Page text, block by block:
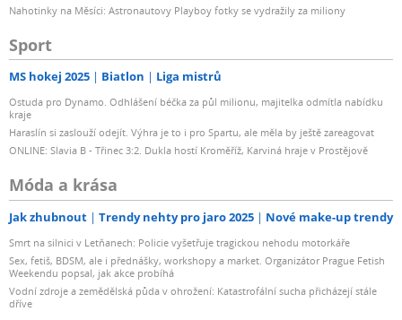
Nahotinky na Měsíci: Astronautovy Playboy fotky se vydražily za miliony
Sport
MS hokej 2025 Biatlon Liga mistrů
Ostuda pro Dynamo. Odhlášení béčka za půl milionu, majitelka odmítla nabídku
kraje
Haraslín si zaslouží odejít. Výhra je to i pro Spartu, ale měla by ještě zareagovat
ONLINE: Slavia B - Třinec 3:2. Dukla hostí Kroměříž, Karviná hraje v Prostějově
Móda a krása
Jak zhubnout Trendy nehty pro jaro 2025 Nové make-up trendy
Smrt na silnici v Letňanech: Policie vyšetřuje tragickou nehodu motorkáře
Sex, fetiš, BDSM, ale i přednášky, workshopy a market. Organizátor Prague Fetish
Weekendu popsal, jak akce probíhá
Vodní zdroje a zemědělská půda v ohrožení: Katastrofální sucha přicházejí stále
dříve